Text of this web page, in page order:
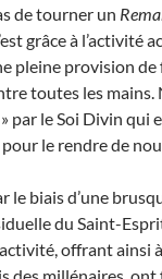
de tourner un
grâce à l’activité
pleine provision de
toutes les mains.
» par le Soi Divin qui
le rendre de
le biais d’une
du Saint-
offrant ainsi